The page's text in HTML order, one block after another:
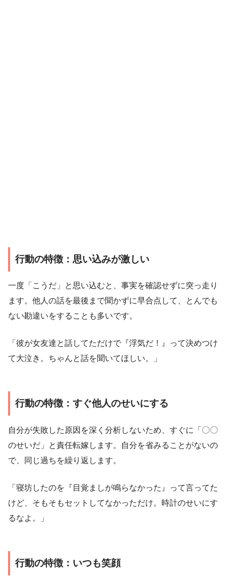
行動の特徴：思い込みが激しい
一度「こうだ」と思い込むと、事実を確認せずに突っ走り
ます。他人の話を最後まで聞かずに早合点して、とんでも
ない勘違いをすることも多いです。
「彼が女友達と話してただけで『浮気だ！』って決めつけ
て大泣き。ちゃんと話を聞いてほしい。」
行動の特徴：すぐ他人のせいにする
自分が失敗した原因を深く分析しないため、すぐに「〇〇
のせいだ」と責任転嫁します。自分を省みることがないの
で、同じ過ちを繰り返します。
「寝坊したのを『目覚ましが鳴らなかった』って言ってた
けど、そもそもセットしてなかっただけ。時計のせいにす
るなよ。」
行動の特徴：いつも笑顔